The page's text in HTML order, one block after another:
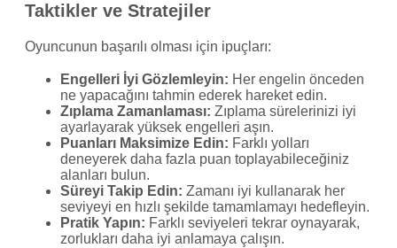
Taktikler ve Stratejiler
Oyuncunun başarılı olması için ipuçları:
Engelleri İyi Gözlemleyin: Her engelin önceden
ne yapacağını tahmin ederek hareket edin.
Zıplama Zamanlaması: Zıplama sürelerinizi iyi
ayarlayarak yüksek engelleri aşın.
Puanları Maksimize Edin: Farklı yolları
deneyerek daha fazla puan toplayabileceğiniz
alanları bulun.
Süreyi Takip Edin: Zamanı iyi kullanarak her
seviyeyi en hızlı şekilde tamamlamayı hedefleyin.
Pratik Yapın: Farklı seviyeleri tekrar oynayarak,
zorlukları daha iyi anlamaya çalışın.